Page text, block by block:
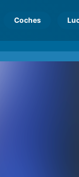
Coches